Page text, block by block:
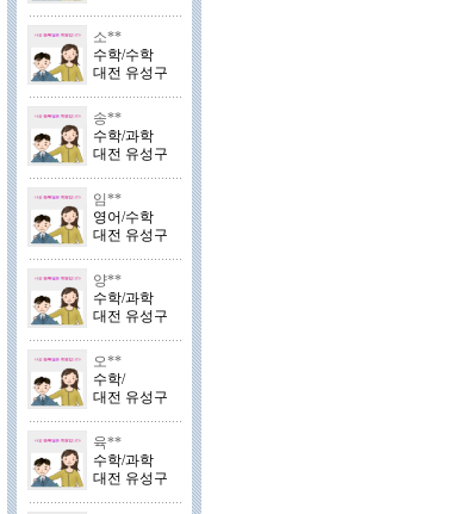
소**
수학/수학
대전 유성구
송**
수학/과학
대전 유성구
임**
영어/수학
대전 유성구
양**
수학/과학
대전 유성구
오**
수학/
대전 유성구
육**
수학/과학
대전 유성구